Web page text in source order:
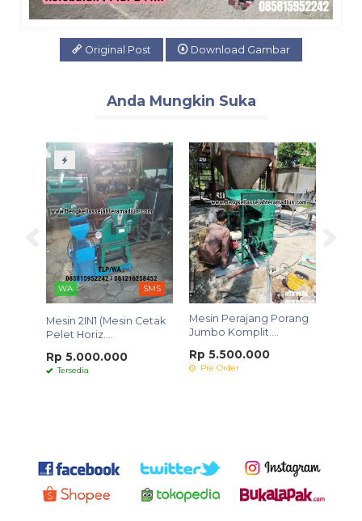
Original Post Download Gambar
Anda Mungkin Suka
WA SMS
Mesin 2IN1 (Mesin Cetak
Pelet Horiz....
Rp 5.000.000
Tersedia
Mesin Perajang Porang
Jumbo Komplit....
Rp 5.500.000
Pre Order